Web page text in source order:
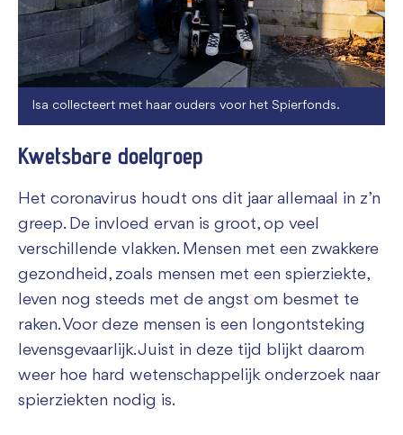
Isa collecteert met haar ouders voor het Spierfonds.
Kwetsbare doelgroep
Het coronavirus houdt ons dit jaar allemaal in z’n
greep. De invloed ervan is groot, op veel
verschillende vlakken. Mensen met een zwakkere
gezondheid, zoals mensen met een spierziekte,
leven nog steeds met de angst om besmet te
raken. Voor deze mensen is een longontsteking
levensgevaarlijk. Juist in deze tijd blijkt daarom
weer hoe hard wetenschappelijk onderzoek naar
spierziekten nodig is.